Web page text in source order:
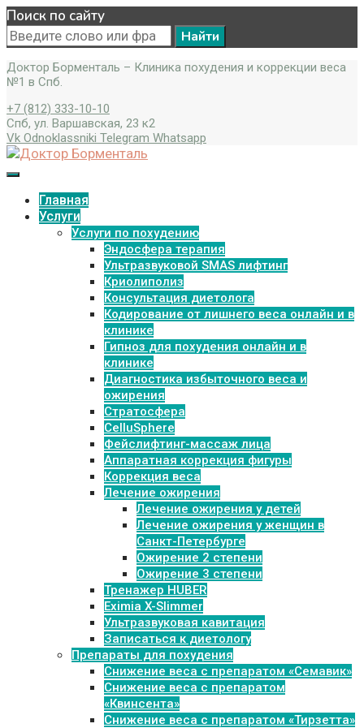
Поиск по сайту
Search
for:
Доктор Борменталь – Клиника похудения и коррекции веса
№1 в Спб.
+7 (812) 333-10-10
Спб, ул. Варшавская, 23 к2
Vk Odnoklassniki Telegram Whatsapp
Главная
Услуги
Услуги по похудению
Эндосфера терапия
Ультразвуковой SMAS лифтинг
Криолиполиз
Консультация диетолога
Кодирование от лишнего веса онлайн и в
клинике
Гипноз для похудения онлайн и в
клинике
Диагностика избыточного веса и
ожирения
Стратосфера
CelluSphere
Фейслифтинг-массаж лица
Аппаратная коррекция фигуры
Коррекция веса
Лечение ожирения
Лечение ожирения у детей
Лечение ожирения у женщин в
Санкт-Петербурге
Ожирение 2 степени
Ожирение 3 степени
Тренажер HUBER
Eximia X-Slimmer
Ультразвуковая кавитация
Записаться к диетологу
Препараты для похудения
Cнижение веса с препаратом «Семавик»
Снижение веса с препаратом
«Квинсента»
Снижение веса с препаратом «Тирзетта»